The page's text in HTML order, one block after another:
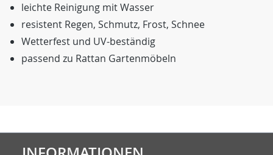
leichte Reinigung mit Wasser
resistent Regen, Schmutz, Frost, Schnee
Wetterfest und UV-beständig
passend zu Rattan Gartenmöbeln